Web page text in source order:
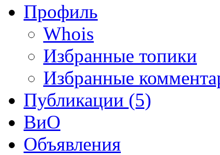
Профиль
Whois
Избранные топики
Избранные
Публикации (5)
ВиО
Объявления